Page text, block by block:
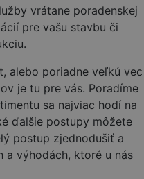
vrátane poradenskej
pre vašu stavbu či
alebo poriadne veľkú vec
je tu pre vás. Poradíme
sa najviac hodí na
ďalšie postupy môžete
postup zjednodušiť a
a výhodách, ktoré u nás